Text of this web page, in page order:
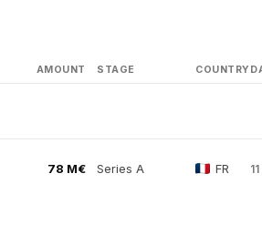
AMOUNT STAGE COUNTRY
78 M€ Series A FR